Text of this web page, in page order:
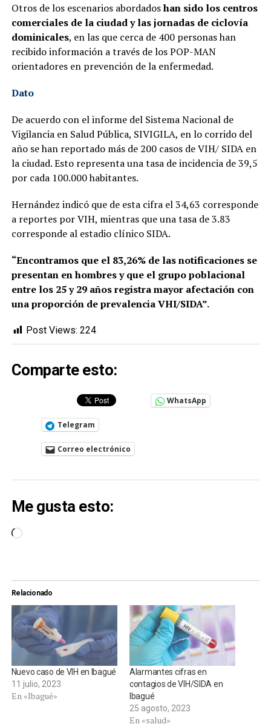
Otros de los escenarios abordadoshan sido los centros
comerciales de la ciudad y las jornadas de ciclovía
dominicales, en las que cerca de 400 personas han
recibido información a través de los POP-MAN
orientadores en prevención de la enfermedad.
Dato
De acuerdo con el informe del Sistema Nacional de
Vigilancia en Salud Pública, SIVIGILA, en lo corrido del
año se han reportado más de 200 casos de VIH/ SIDA en
la ciudad. Esto representa una tasa de incidencia de 39,5
por cada 100.000 habitantes.
Hernández indicó que de esta cifra el 34,63 corresponde
a reportes por VIH, mientras que una tasa de 3.83
corresponde al estadio clínico SIDA.
“Encontramos que el 83,26% de las notificaciones se
presentan en hombres y que el grupo poblacional
entre los 25 y 29 años registra mayor afectación con
una proporción de prevalencia VHI/SIDA”.
Post Views: 224
Comparte esto:
WhatsApp
Telegram
Correo electrónico
Me gusta esto:
Cargando...
Relacionado
Nuevo caso de VIH en Ibagué
11 julio, 2023
En «Ibagué»
Alarmantes cifras en
contagios de VIH/SIDA en
Ibagué
25 agosto, 2023
En «salud»